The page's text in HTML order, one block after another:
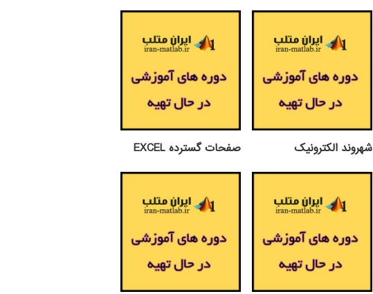
شهروند الکترونیک صفحات گسترده EXCEL